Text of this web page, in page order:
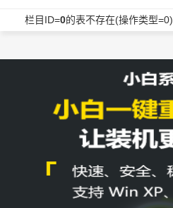
栏目ID=0的表不存在(操作类型=0)